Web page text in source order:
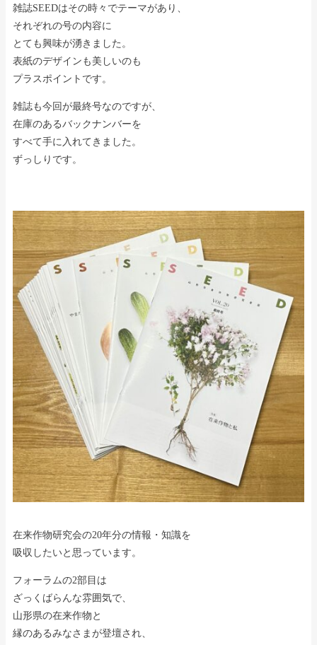
雑誌SEEDはその時々でテーマがあり、
それぞれの号の内容に
とても興味が湧きました。
表紙のデザインも美しいのも
プラスポイントです。
雑誌も今回が最終号なのですが、
在庫のあるバックナンバーを
すべて手に入れてきました。
ずっしりです。
在来作物研究会の20年分の情報・知識を
吸収したいと思っています。
フォーラムの2部目は
ざっくばらんな雰囲気で、
山形県の在来作物と
縁のあるみなさまが登壇され、